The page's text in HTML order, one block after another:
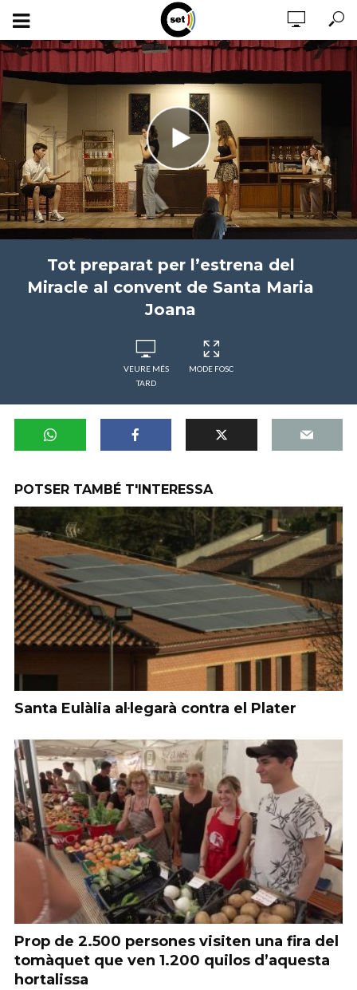
Tot preparat per l’estrena del
Miracle al convent de Santa Maria
Joana
VEURE MÉS
TARD
MODE FOSC
POTSER TAMBÉ T'INTERESSA
Santa Eulàlia al·legarà contra el Plater
Prop de 2.500 persones visiten una fira del
tomàquet que ven 1.200 quilos d’aquesta
hortalissa